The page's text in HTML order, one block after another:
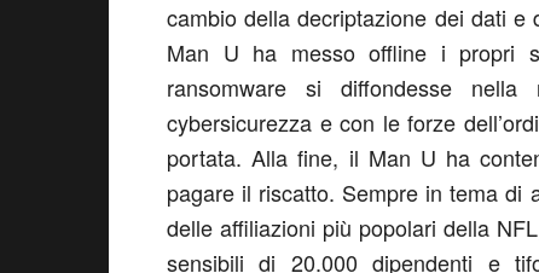
cambio della decriptazione dei dati e
Man U ha messo offline i propri
ransomware si diffondesse
cybersicurezza e con le forze
portata. Alla fine, il Man U ha
pagare il riscatto. Sempre in tema di
delle affiliazioni più popolari della
sensibili di 20.000 dipendenti e